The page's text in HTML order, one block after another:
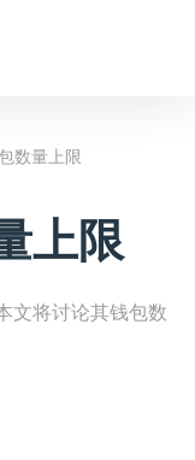
数量上限
上限
文将讨论其钱包数